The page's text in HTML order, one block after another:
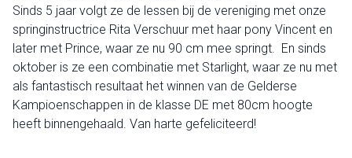
Sinds 5 jaar volgt ze de lessen bij de vereniging met onze
springinstructrice Rita Verschuur met haar pony Vincent en
later met Prince, waar ze nu 90 cm mee springt. En sinds
oktober is ze een combinatie met Starlight, waar ze nu met
als fantastisch resultaat het winnen van de Gelderse
Kampioenschappen in de klasse DE met 80cm hoogte
heeft binnengehaald. Van harte gefeliciteerd!